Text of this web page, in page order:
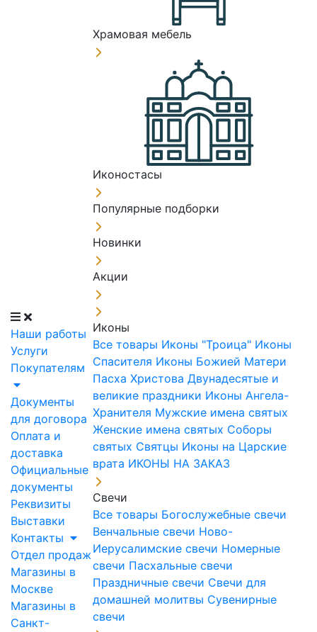
Наши работы
Услуги
Покупателям
Документы
для договора
Оплата и
доставка
Официальные
документы
Реквизиты
Выставки
Контакты
Отдел продаж
Магазины в
Москве
Магазины в
Санкт-
Храмовая мебель
Иконостасы
Популярные подборки
Новинки
Акции
Иконы
Все товары Иконы "Троица" Иконы
Спасителя Иконы Божией Матери
Пасха Христова Двунадесятые и
великие праздники Иконы Ангела-
Хранителя Мужские имена святых
Женские имена святых Соборы
святых Святцы Иконы на Царские
врата ИКОНЫ НА ЗАКАЗ
Свечи
Все товары Богослужебные свечи
Венчальные свечи Ново-
Иерусалимские свечи Номерные
свечи Пасхальные свечи
Праздничные свечи Свечи для
домашней молитвы Сувенирные
свечи